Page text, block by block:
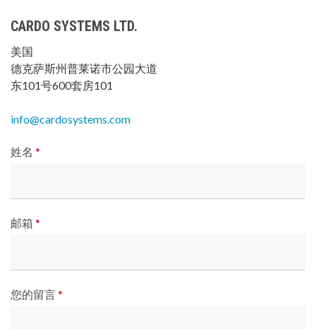
CARDO SYSTEMS LTD.
美国
德克萨斯州普莱诺市公园大道
东101号600套房101
info@cardosystems.com
姓名 *
邮箱 *
您的留言*